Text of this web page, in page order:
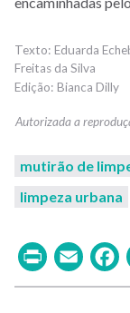
Eduarda
Freitas da Silva
Bianca Dilly
mutirão de
limpeza urbana
Print